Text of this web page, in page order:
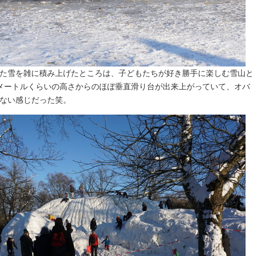
雪を雑に積み上げたところは、子どもたちが好き勝手に楽しむ雪山と
ートルくらいの高さからのほぼ垂直滑り台が出来上がっていて、オバ
い感じだった笑。